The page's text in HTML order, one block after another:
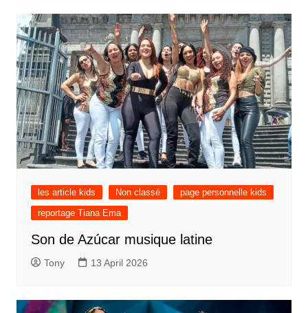
les article kids Non classé
page personnelle kids
reportage Tiana Ema
Son de Azúcar musique latine
Tony 13 April 2026